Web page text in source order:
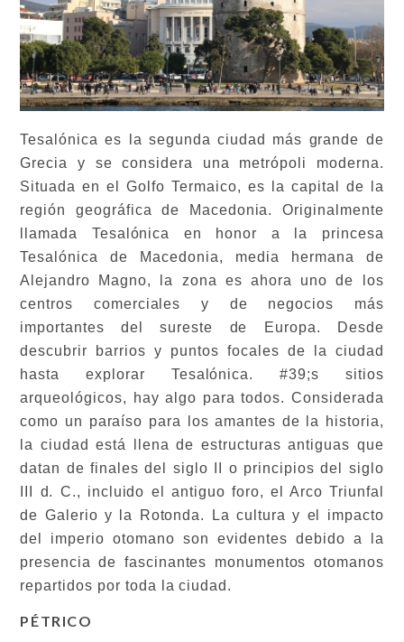
Tesalónica es la segunda ciudad más grande de
Grecia y se considera una metrópoli moderna.
Situada en el Golfo Termaico, es la capital de la
región geográfica de Macedonia. Originalmente
llamada Tesalónica en honor a la princesa
Tesalónica de Macedonia, media hermana de
Alejandro Magno, la zona es ahora uno de los
centros comerciales y de negocios más
importantes del sureste de Europa. Desde
descubrir barrios y puntos focales de la ciudad
hasta explorar Tesalónica. #39;s sitios
arqueológicos, hay algo para todos. Considerada
como un paraíso para los amantes de la historia,
la ciudad está llena de estructuras antiguas que
datan de finales del siglo II o principios del siglo
III d. C., incluido el antiguo foro, el Arco Triunfal
de Galerio y la Rotonda. La cultura y el impacto
del imperio otomano son evidentes debido a la
presencia de fascinantes monumentos otomanos
repartidos por toda la ciudad.
PÉTRICO